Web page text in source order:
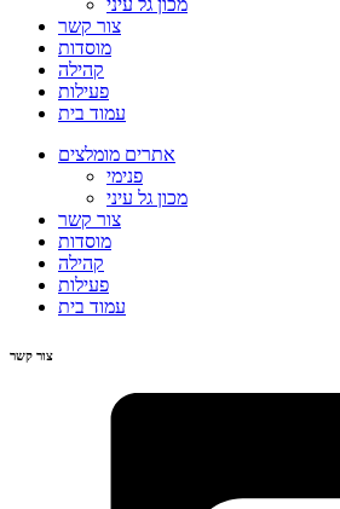
מכון גל עיני
צור קשר
מוסדות
קהילה
פעילות
עמוד בית
אתרים מומלצים
פנימי
מכון גל עיני
צור קשר
מוסדות
קהילה
פעילות
עמוד בית
צור קשר